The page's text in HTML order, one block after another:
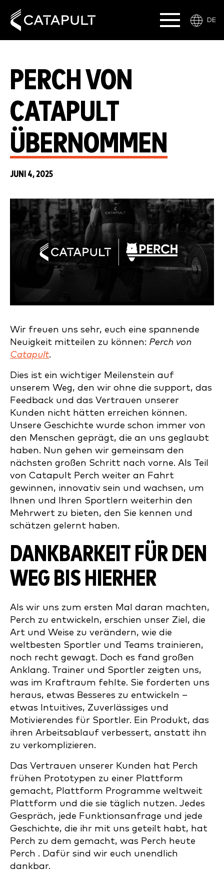
DE
PERCH VON
CATAPULT
ÜBERNOMMEN
JUNI 4, 2025
Wir freuen uns sehr, euch eine spannende
Neuigkeit mitteilen zu können: Perch von
Catapult.
Dies ist ein wichtiger Meilenstein auf
unserem Weg, den wir ohne die support, das
Feedback und das Vertrauen unserer
Kunden nicht hätten erreichen können.
Unsere Geschichte wurde schon immer von
den Menschen geprägt, die an uns geglaubt
haben. Nun gehen wir gemeinsam den
nächsten großen Schritt nach vorne. Als Teil
von Catapult Perch weiter an Fahrt
gewinnen, innovativ sein und wachsen, um
Ihnen und Ihren Sportlern weiterhin den
Mehrwert zu bieten, den Sie kennen und
schätzen gelernt haben.
DANKBARKEIT FÜR DEN
WEG BIS HIERHER
Als wir uns zum ersten Mal daran machten,
Perch zu entwickeln, erschien unser Ziel, die
Art und Weise zu verändern, wie die
weltbesten Sportler und Teams trainieren,
noch recht gewagt. Doch es fand großen
Anklang. Trainer und Sportler zeigten uns,
was im Kraftraum fehlte. Sie forderten uns
heraus, etwas Besseres zu entwickeln –
etwas Intuitives, Zuverlässiges und
Motivierendes für Sportler. Ein Produkt, das
ihren Arbeitsablauf verbessert, anstatt ihn
zu verkomplizieren.
Das Vertrauen unserer Kunden hat Perch
frühen Prototypen zu einer Plattform
gemacht, Plattform Programme weltweit
Plattform und die sie täglich nutzen. Jedes
Gespräch, jede Funktionsanfrage und jede
Geschichte, die ihr mit uns geteilt habt, hat
Perch zu dem gemacht, was Perch heute
Perch . Dafür sind wir euch unendlich
dankbar.